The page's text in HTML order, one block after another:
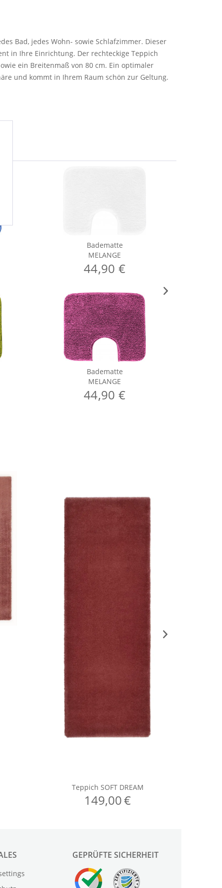
Bad, jedes Wohn- sowie Schlafzimmer. Dieser
in Ihre Einrichtung. Der rechteckige Teppich
ein Breitenmaß von 80 cm. Ein optimaler
und kommt in Ihrem Raum schön zur Geltung.
Badematte
MELANGE
44,90 €
Badematte
MELANGE
44,90 €
GEPRÜFTE SICHERHEIT